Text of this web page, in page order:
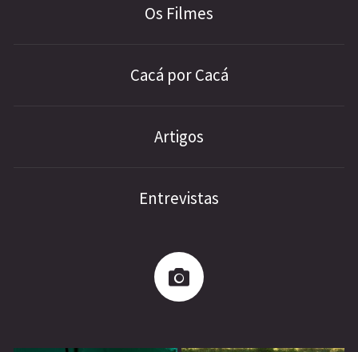
Os Filmes
Cacá por Cacá
Artigos
Entrevistas